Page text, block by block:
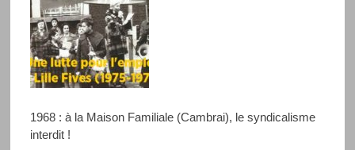
1968 : à la Maison Familiale (Cambrai), le syndicalisme
interdit !